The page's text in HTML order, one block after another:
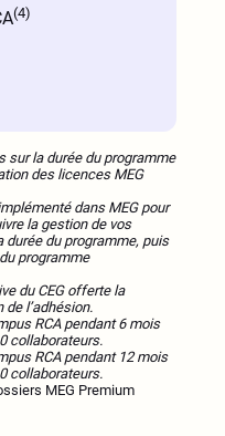
(4)
sur la durée du programme
des licences MEG
dans MEG pour
la gestion de vos
du programme, puis
programme
du CEG offerte la
l’adhésion.
RCA pendant 6 mois
collaborateurs.
RCA pendant 12 mois
collaborateurs.
MEG Premium